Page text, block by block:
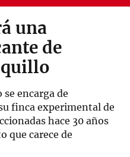
una
de
encarga de
finca experimental de
hace 30 años
que carece de